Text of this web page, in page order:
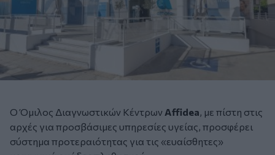
Ο Όμιλος Διαγνωστικών Κέντρων Affidea, με πίστη στις
αρχές για προσβάσιμες υπηρεσίες υγείας, προσφέρει
σύστημα προτεραιότητας για τις «ευαίσθητες»